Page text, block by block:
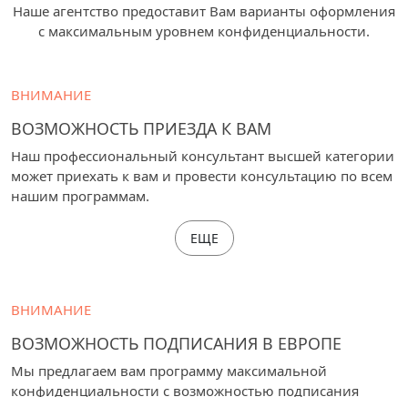
Наше агентство предоставит Вам варианты оформления
с максимальным уровнем конфиденциальности.
ВНИМАНИЕ
ВОЗМОЖНОСТЬ ПРИЕЗДА К ВАМ
Наш профессиональный консультант высшей категории
может приехать к вам и провести консультацию по всем
нашим программам.
ЕЩЕ
ВНИМАНИЕ
ВОЗМОЖНОСТЬ ПОДПИСАНИЯ В ЕВРОПЕ
Мы предлагаем вам программу максимальной
конфиденциальности с возможностью подписания